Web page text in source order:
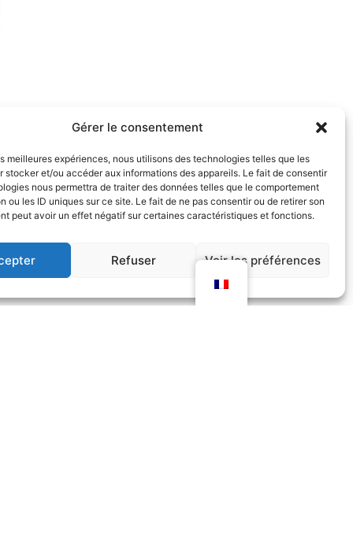
Gérer le consentement
meilleures expériences, nous utilisons des technologies telles que les
stocker et/ou accéder aux informations des appareils. Le fait de consentir
nous permettra de traiter des données telles que le comportement
ou les ID uniques sur ce site. Le fait de ne pas consentir ou de retirer son
peut avoir un effet négatif sur certaines caractéristiques et fonctions.
Refuser Voir les préférences